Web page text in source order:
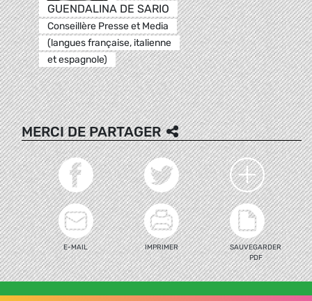
GUENDALINA DE SARIO
Conseillère Presse et Media
(langues française, italienne
et espagnole)
MERCI DE PARTAGER
E-MAIL IMPRIMER
SAUVEGARDER
PDF